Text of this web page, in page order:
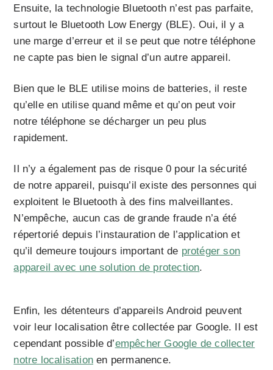
Ensuite, la technologie Bluetooth n’est pas parfaite,
surtout le Bluetooth Low Energy (BLE). Oui, il y a
une marge d’erreur et il se peut que notre téléphone
ne capte pas bien le signal d’un autre appareil.
Bien que le BLE utilise moins de batteries, il reste
qu’elle en utilise quand même et qu’on peut voir
notre téléphone se décharger un peu plus
rapidement.
Il n’y a également pas de risque 0 pour la sécurité
de notre appareil, puisqu’il existe des personnes qui
exploitent le Bluetooth à des fins malveillantes.
N’empêche, aucun cas de grande fraude n’a été
répertorié depuis l’instauration de l’application et
qu’il demeure toujours important de protéger son
appareil avec une solution de protection.
Enfin, les détenteurs d’appareils Android peuvent
voir leur localisation être collectée par Google. Il est
cependant possible d’empêcher Google de collecter
notre localisation en permanence.